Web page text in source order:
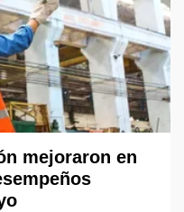
mejoraron en